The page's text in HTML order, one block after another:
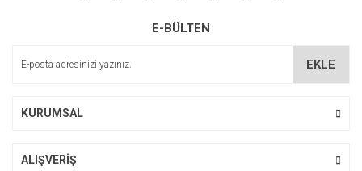
Ürün açıklamasında eksik bilgiler bulunuyor.
E-BÜLTEN
EKLE
KURUMSAL
ALIŞVERİŞ